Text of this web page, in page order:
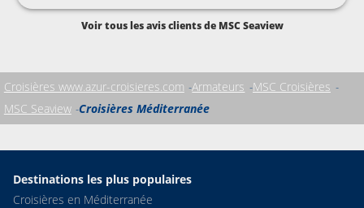
Voir tous les avis clients de MSC Seaview
Croisières www.azur-croisieres.com Armateurs MSC Croisières
MSC Seaview Croisières Méditerranée
Destinations les plus populaires
Croisières en Méditerranée